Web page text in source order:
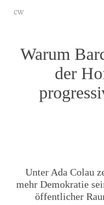
Warum
der
Unter Ada Colau
mehr Demokratie
öffentlicher